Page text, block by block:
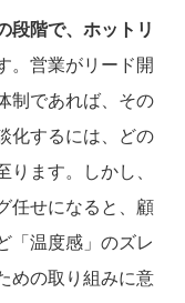
段階で、ホットリ
。営業がリード開
制であれば、その
化するには、どの
ます。しかし、
任せになると、顧
「温度感」のズレ
めの取り組みに意